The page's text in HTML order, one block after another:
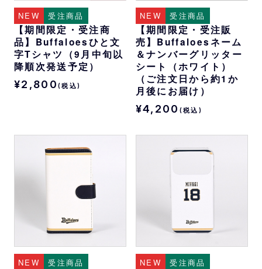
NEW 受注商品
【期間限定・受注商
品】Buffaloesひと文
字Tシャツ（9月中旬以
降順次発送予定）
¥2,800 (税込)
NEW 受注商品
【期間限定・受注販
売】Buffaloesネーム
＆ナンバーグリッター
シート（ホワイト）
（ご注文日から約1か
月後にお届け）
¥4,200 (税込)
NEW 受注商品 NEW 受注商品